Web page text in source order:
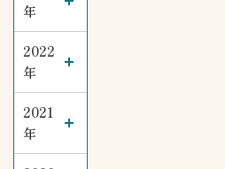
年
2022
年
2021
年